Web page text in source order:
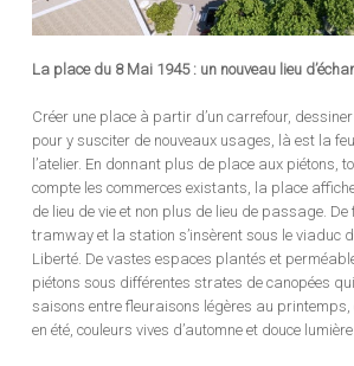
La place du 8 Mai 1945 : un nouveau lieu
Créer une place à partir d’un carrefour,
pour y susciter de nouveaux usages, là est la
l’atelier. En donnant plus de place aux piétons,
compte les commerces existants, la place
de lieu de vie et non plus de lieu de passage. De
tramway et la station s’insèrent sous le viaduc
Liberté. De vastes espaces plantés et
piétons sous différentes strates de canopées
saisons entre fleuraisons légères au
en été, couleurs vives d’automne et douce lumière